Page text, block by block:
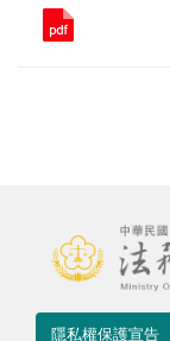
隱私權保護宣告